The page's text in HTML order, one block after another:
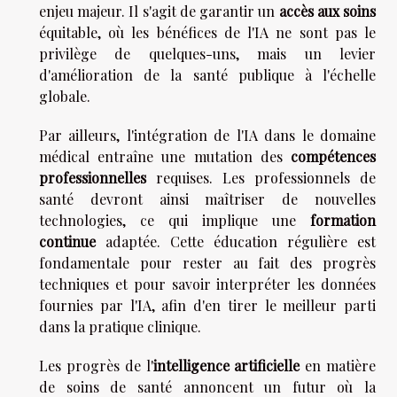
enjeu majeur. Il s'agit de garantir un accès aux soins
équitable, où les bénéfices de l'IA ne sont pas le
privilège de quelques-uns, mais un levier
d'amélioration de la santé publique à l'échelle
globale.
Par ailleurs, l'intégration de l'IA dans le domaine
médical entraîne une mutation des compétences
professionnellesrequises. Les professionnels de
santé devront ainsi maîtriser de nouvelles
technologies, ce qui implique une formation
continueadaptée. Cette éducation régulière est
fondamentale pour rester au fait des progrès
techniques et pour savoir interpréter les données
fournies par l'IA, afin d'en tirer le meilleur parti
dans la pratique clinique.
Les progrès de l'intelligence artificielleen matière
de soins de santé annoncent un futur où la